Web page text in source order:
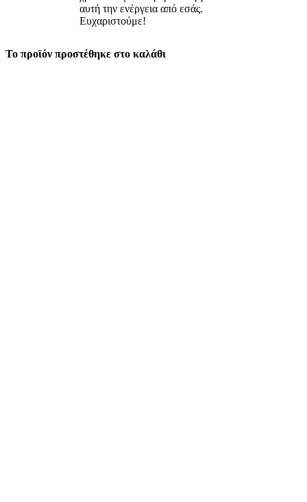
αυτή την ενέργεια από εσάς.
Ευχαριστούμε!
Το προϊόν προστέθηκε στο καλάθι